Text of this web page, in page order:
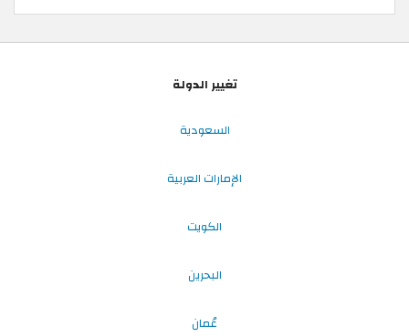
تغيير الدولة
السعودية
الإمارات العربية
الكويت
البحرين
عُمان